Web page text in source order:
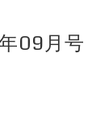
09月号